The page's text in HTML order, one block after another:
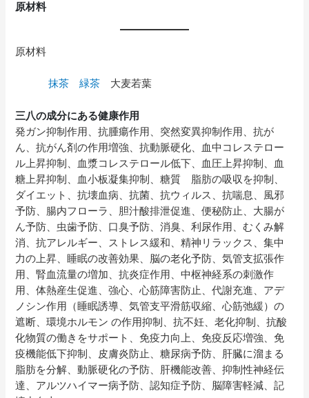
原材料
原材料
抹茶 緑茶 大麦若葉
三八の成分にある健康作用
発ガン抑制作用、抗腫瘍作用、突然変異抑制作用、抗が
ん、抗がん剤の作用増強、抗動脈硬化、血中コレステロー
ル上昇抑制、血漿コレステロール低下、血圧上昇抑制、血
糖上昇抑制、血小板凝集抑制、糖質 脂肪の吸収を抑制、
ダイエット、抗壊血病、抗菌、抗ウィルス、抗喘息、風邪
予防、腸内フローラ、胆汁酸排泄促進、便秘防止、大腸が
ん予防、虫歯予防、口臭予防、消臭、利尿作用、むくみ解
消、抗アレルギー、ストレス緩和、精神リラックス、集中
力の上昇、睡眠の改善効果、脳の老化予防、気管支拡張作
用、腎血流量の増加、抗炎症作用、中枢神経系の刺激作
用、体熱産生促進、強心、心筋障害防止、代謝充進、アデ
ノシン作用（睡眠誘導、気管支平滑筋収縮、心筋弛緩）の
遮断、環境ホルモン の作用抑制、抗不妊、老化抑制、抗酸
化物質の働きをサポート、免疫力向上、免疫反応増強、免
疫機能低下抑制、皮膚炎防止、糖尿病予防、肝臓に溜まる
脂肪を分解、動脈硬化の予防、肝機能改善、抑制性神経伝
達、アルツハイマー病予防、認知症予防、脳障害軽減、記